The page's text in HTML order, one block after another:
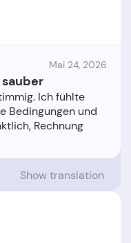
Mai 24, 2026
Ich fühlte
Bedingungen und
Rechnung
Show translation